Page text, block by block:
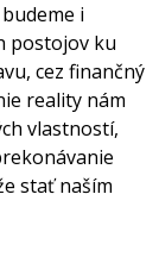
i
postojov ku
cez finančný
reality nám
vlastností,
stať naším